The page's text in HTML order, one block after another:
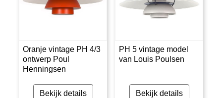
Oranje vintage PH 4/3
ontwerp Poul
Henningsen
Bekijk details
PH 5 vintage model
van Louis Poulsen
Bekijk details